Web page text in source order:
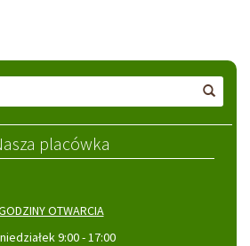
placówka
OTWARCIA
9:00 - 17:00